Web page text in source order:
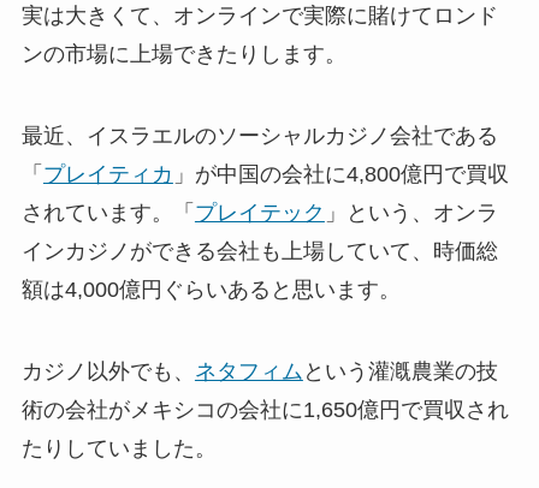
実は大きくて、オンラインで実際に賭けてロンド
ンの市場に上場できたりします。
最近、イスラエルのソーシャルカジノ会社である
「 プレイティカ 」が中国の会社に4,800億円で買収
されています。「 プレイテック 」という、オンラ
インカジノができる会社も上場していて、時価総
額は4,000億円ぐらいあると思います。
カジノ以外でも、 ネタフィム という灌漑農業の技
術の会社がメキシコの会社に1,650億円で買収され
たりしていました。